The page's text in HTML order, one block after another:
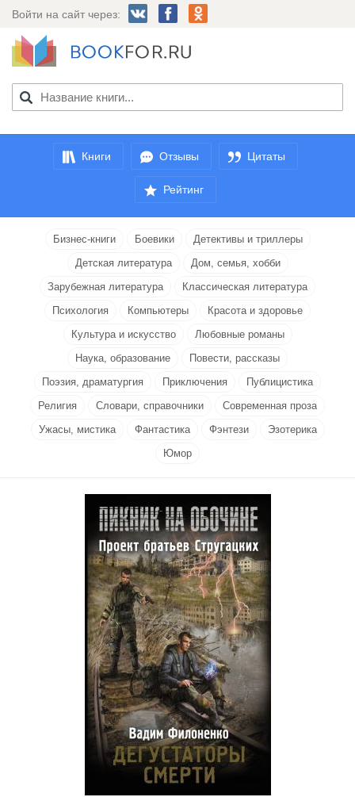
Войти на сайт через:
Книги Отзывы Цитаты
Рейтинг
Бизнес-книги Боевики
Детективы и триллеры
Детская литература
Дом, семья, хобби
Зарубежная литература
Классическая литература
Психология
Компьютеры
Красота и здоровье
Культура и искусство
Любовные романы
Наука, образование
Повести, рассказы
Поэзия, драматургия
Приключения
Публицистика
Религия
Словари, справочники
Современная проза
Ужасы, мистика
Фантастика Фэнтези
Эзотерика
Юмор